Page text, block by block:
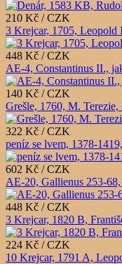
210 Kč / CZK
3 Krejcar, 1705, Leopold
448 Kč / CZK
AE-4, Constantinus II.,
140 Kč / CZK
Grešle, 1760, M. Terezie,
322 Kč / CZK
peníz se lvem, 1378-
602 Kč / CZK
AE-20, Gallienus 253-
448 Kč / CZK
3 Krejcar, 1820 B,
224 Kč / CZK
10 Krejcar, 1791 A,